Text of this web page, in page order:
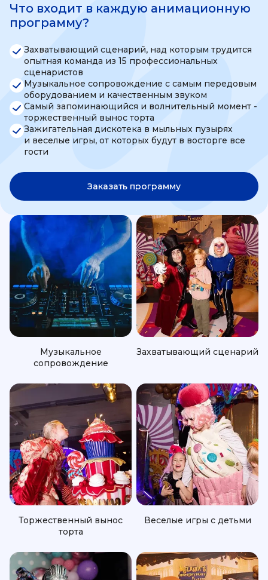
Что входит в каждую анимационную
программу?
Захватывающий сценарий, над которым трудится
опытная команда из 15 профессиональных
сценаристов
Музыкальное сопровождение с самым передовым
оборудованием и качественным звуком
Самый запоминающийся и волнительный момент -
торжественный вынос торта
Зажигательная дискотека в мыльных пузырях
и веселые игры, от которых будут в восторге все
гости
Заказать программу
Музыкальное
сопровождение
Захватывающий сценарий
Торжественный вынос
торта
Веселые игры с детьми